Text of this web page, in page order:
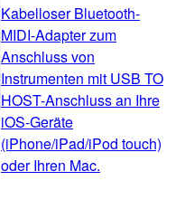
Kabelloser Bluetooth-
MIDI-Adapter zum
Anschluss von
Instrumenten mit USB TO
HOST-Anschluss an Ihre
iOS-Geräte
(iPhone/iPad/iPod touch)
oder Ihren Mac.